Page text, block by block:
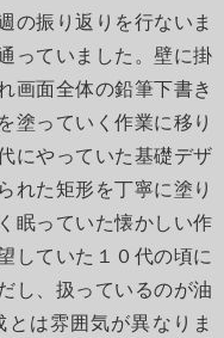
の振り返りを行ないま
っていました。壁に掛
画面全体の鉛筆下書き
塗っていく作業に移り
にやっていた基礎デザ
れた矩形を丁寧に塗り
眠っていた懐かしい作
していた１０代の頃に
し、扱っているのが油
は雰囲気が異なりま